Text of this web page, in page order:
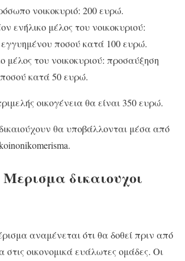
νοικοκυριό: 200 ευρώ.
ενήλικο μέλος του νοικοκυριού:
ποσού κατά 100 ευρώ.
μέλος του νοικοκυριού: προσαύξηση
κατά 50 ευρώ.
οικογένεια θα είναι 350 ευρώ.
θα υποβάλλονται μέσα από
δικαιουχοι
αναμένεται ότι θα δοθεί πριν από
οικονομικά ευάλωτες ομάδες. Οι